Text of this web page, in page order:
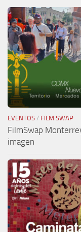
EVENTOS / FILM SWAP
FilmSwap
imagen